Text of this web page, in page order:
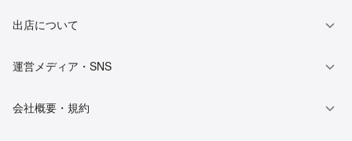
出店について
運営メディア・SNS
会社概要・規約